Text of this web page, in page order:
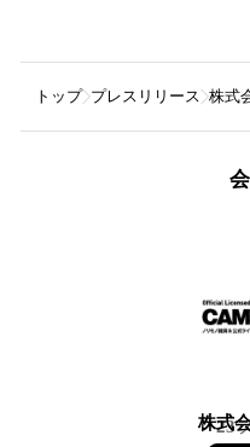
トップ プレスリリース 株式
株式
23